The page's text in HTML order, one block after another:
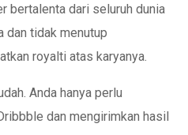
bertalenta dari seluruh dunia
dan tidak menutup
royalti atas karyanya.
Anda hanya perlu
dan mengirimkan hasil